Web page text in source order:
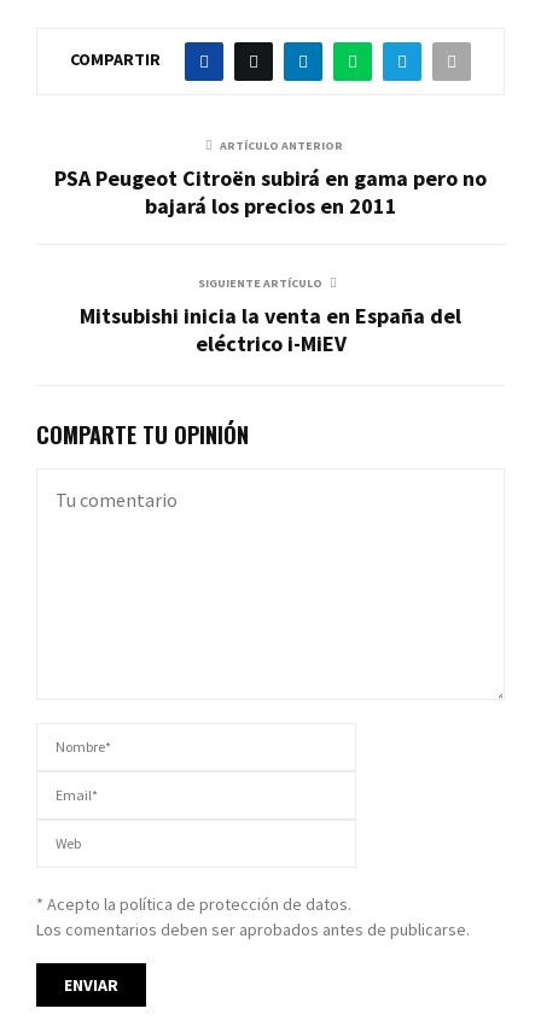
COMPARTIR
ARTÍCULO ANTERIOR
PSA Peugeot Citroën subirá en gama pero no
bajará los precios en 2011
SIGUIENTE ARTÍCULO
Mitsubishi inicia la venta en España del
eléctrico i-MiEV
COMPARTE TU OPINIÓN
* Acepto la política de protección de datos.
Los comentarios deben ser aprobados antes de publicarse.